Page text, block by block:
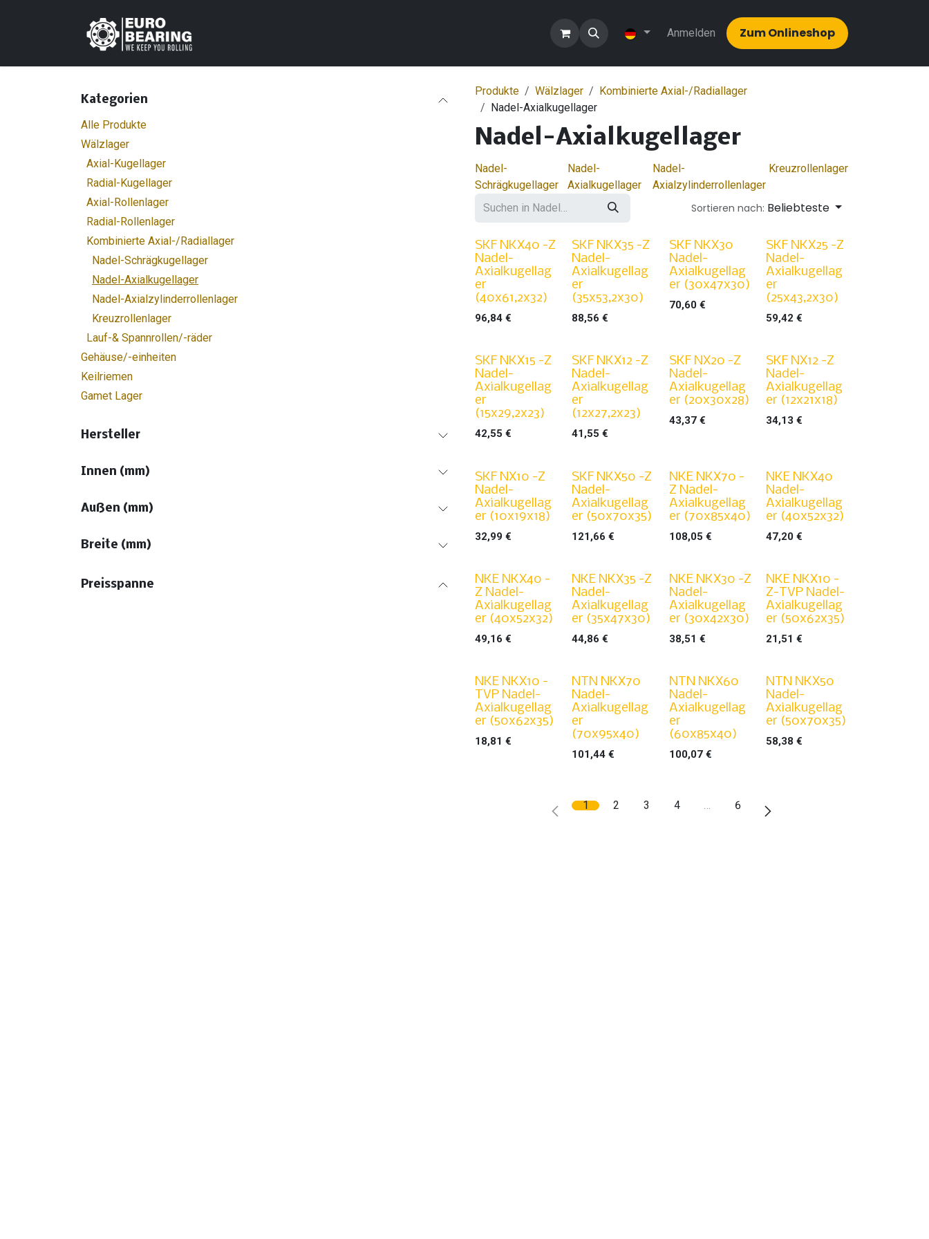
Anmelden Zum Onlinesh​​op
Kategorien
Alle Produkte
Wälzlager
Axial-Kugellager
Radial-Kugellager
Axial-Rollenlager
Radial-Rollenlager
Kombinierte Axial-/Radiallager
Nadel-Schrägkugellager
Nadel-Axialkugellager
Nadel-Axialzylinderrollenlager
Kreuzrollenlager
Lauf-& Spannrollen/-räder
Gehäuse/-einheiten
Keilriemen
Gamet Lager
Hersteller
Innen (mm)
Außen (mm)
Breite (mm)
Preisspanne
Produkte Wälzlager
Kombinierte Axial-/Radiallager
Nadel-Axialkugellager
Nadel-Axialkugellager
Nadel-
Schrägkugellager
Nadel-
Axialkugellager
Nadel-
Axialzylinderrollenlager
Kreuzrollenlager
Sortieren nach: Beliebteste
SKF NKX40 -Z
Nadel-
Axialkugellag
er
(40x61,2x32)
96,84 €
SKF NKX35 -Z
Nadel-
Axialkugellag
er
(35x53,2x30)
88,56 €
SKF NKX30
Nadel-
Axialkugellag
er (30x47x30)
70,60€
SKF NKX25 -Z
Nadel-
Axialkugellag
er
(25x43,2x30)
59,42 €
SKF NKX15 -Z
Nadel-
Axialkugellag
er
(15x29,2x23)
42,55 €
SKF NKX12 -Z
Nadel-
Axialkugellag
er
(12x27,2x23)
41,55 €
SKF NX20 -Z
Nadel-
Axialkugellag
er (20x30x28)
43,37€
SKF NX12 -Z
Nadel-
Axialkugellag
er (12x21x18)
34,13 €
SKF NX10 -Z
Nadel-
Axialkugellag
er (10x19x18)
32,99 €
SKF NKX50 -Z
Nadel-
Axialkugellag
er (50x70x35)
121,66 €
NKE NKX70 -
Z Nadel-
Axialkugellag
er (70x85x40)
108,05 €
NKE NKX40
Nadel-
Axialkugellag
er (40x52x32)
47,20€
NKE NKX40 -
Z Nadel-
Axialkugellag
er (40x52x32)
49,16 €
NKE NKX35 -Z
Nadel-
Axialkugellag
er (35x47x30)
44,86 €
NKE NKX30 -Z
Nadel-
Axialkugellag
er (30x42x30)
38,51 €
NKE NKX10 -
Z-TVP Nadel-
Axialkugellag
er (50x62x35)
21,51 €
NKE NKX10 -
TVP Nadel-
Axialkugellag
er (50x62x35)
18,81 €
NTN NKX70
Nadel-
Axialkugellag
er
(70x95x40)
101,44 €
NTN NKX60
Nadel-
Axialkugellag
er
(60x85x40)
100,07€
NTN NKX50
Nadel-
Axialkugellag
er (50x70x35)
58,38 €
1 2 3 4 … 6